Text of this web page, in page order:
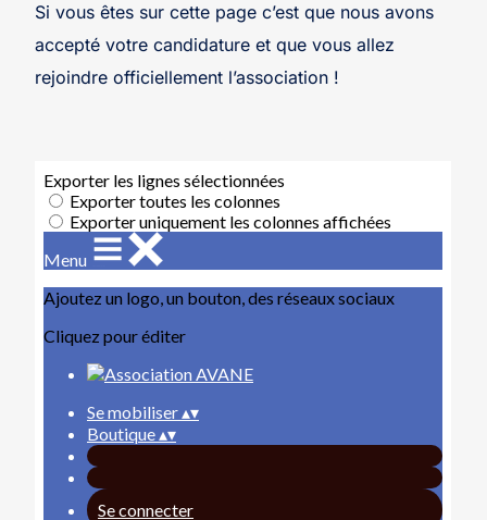
Si vous êtes sur cette page c’est que nous avons
accepté votre candidature et que vous allez
rejoindre officiellement l’association !